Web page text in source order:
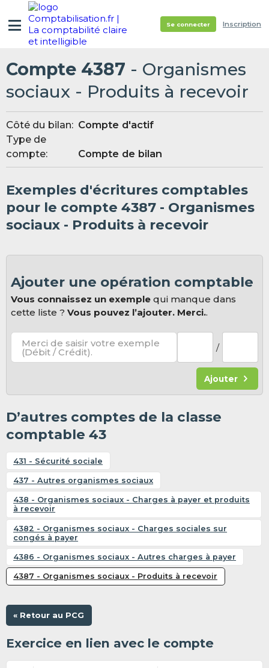
Se connecter Inscription
Compte 4387 - Organismes
sociaux - Produits à recevoir
Côté du bilan: Compte d'actif
Type de
compte:
Compte de bilan
Exemples d'écritures comptables
pour le compte 4387 - Organismes
sociaux - Produits à recevoir
Ajouter une opération comptable
Vous connaissez un exemple qui manque dans
cette liste ?Vous pouvez l’ajouter. Merci..
Merci de saisir votre exemple
(Débit / Crédit). /
Ajouter
D’autres comptes de la classe
comptable 43
431 - Sécurité sociale
437 - Autres organismes sociaux
438 - Organismes sociaux - Charges à payer et produits
à recevoir
4382 - Organismes sociaux - Charges sociales sur
congés à payer
4386 - Organismes sociaux - Autres charges à payer
4387 - Organismes sociaux - Produits à recevoir
« Retour au PCG
Exercice en lien avec le compte